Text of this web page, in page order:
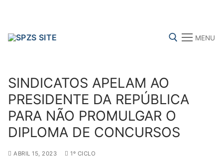
MENU
FENPROF CGTP-IN FRENTE COMUM
Search
SINDICATOS APELAM AO
PRESIDENTE DA REPÚBLICA
PARA NÃO PROMULGAR O
DIPLOMA DE CONCURSOS
ABRIL 15, 2023 1º CICLO